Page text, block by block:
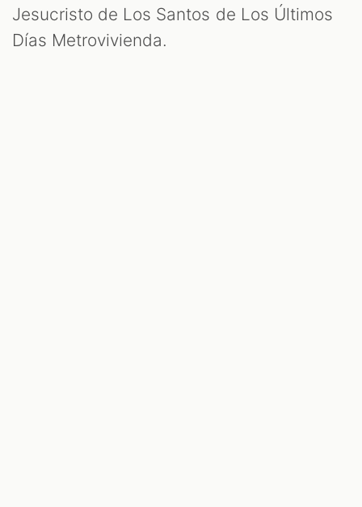
Jesucristo de Los Santos de Los Últimos
Días Metrovivienda.